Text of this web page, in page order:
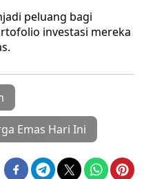
peluang bagi
investasi mereka
Emas Hari Ini